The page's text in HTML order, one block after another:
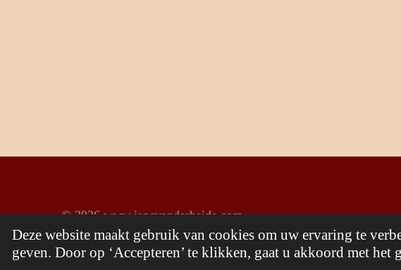
Deze website maakt gebruik van cookies om uw ervaring te
geven. Door op ‘Accepteren’ te klikken, gaat u akkoord met het
© 2026 www.jancvanderheide.com